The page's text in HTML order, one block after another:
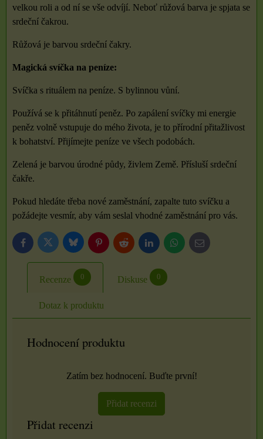
velkou roli a od ní se vše odvíjí. Neboť růžová barva je spjata se
srdeční čakrou.
Růžová je barvou srdeční čakry.
Magická svíčka na peníze:
Svíčka s rituálem na peníze. S bylinnou vůní.
Používá se k přitáhnutí peněz. Po zapálení svíčky mi energie
peněz volně vstupuje do mého života, je to přírodní přitažlivost
k bohatství. Přijímejte peníze ve všech podobách.
Zelená je barvou úrodné půdy, živlem Země. Přísluší srdeční
čakře.
Pokud hledáte třeba nové zaměstnání, zapalte tuto svíčku a
požádejte vesmír, aby vám seslal vhodné zaměstnání pro vás.
FacebookTwitter BlueskyPinterestReddit LinkedInWhatsApp
E-
mail
Recenze 0 Diskuse 0
Dotaz k produktu
Hodnocení produktu
Zatím bez hodnocení. Buďte první!
Přidat recenzi
Přidat recenzi